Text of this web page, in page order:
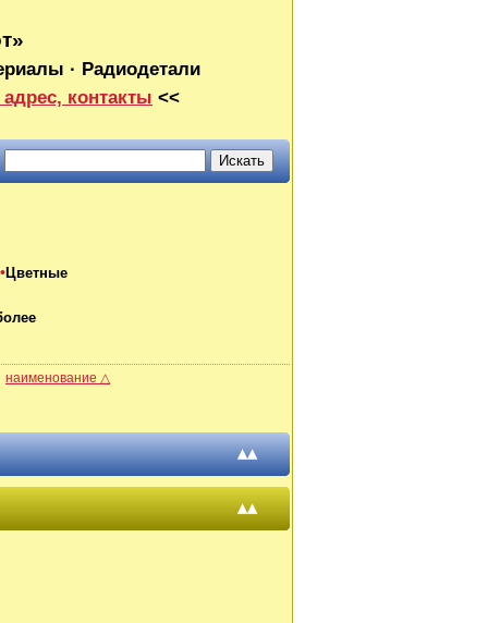
· Радиодетали
контакты <<
Цветные
наименование △
▴▴
▴▴